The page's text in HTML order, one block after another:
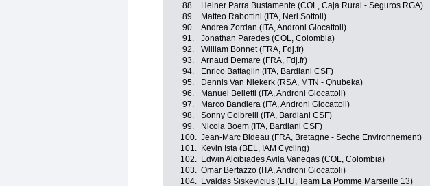
88.
Heiner Parra Bustamente (COL, Caja Rural - Seguros RGA)
89.
Matteo Rabottini (ITA, Neri Sottoli)
90.
Andrea Zordan (ITA, Androni Giocattoli)
91.
Jonathan Paredes (COL, Colombia)
92.
William Bonnet (FRA, Fdj.fr)
93.
Arnaud Demare (FRA, Fdj.fr)
94.
Enrico Battaglin (ITA, Bardiani CSF)
95.
Dennis Van Niekerk (RSA, MTN - Qhubeka)
96.
Manuel Belletti (ITA, Androni Giocattoli)
97.
Marco Bandiera (ITA, Androni Giocattoli)
98.
Sonny Colbrelli (ITA, Bardiani CSF)
99.
Nicola Boem (ITA, Bardiani CSF)
100. Jean-Marc Bideau (FRA, Bretagne - Seche Environnement)
101.
Kevin Ista (BEL, IAM Cycling)
102.
Edwin Alcibiades Avila Vanegas (COL, Colombia)
103. Omar Bertazzo (ITA, Androni Giocattoli)
104.
Evaldas Siskevicius (LTU, Team La Pomme Marseille 13)